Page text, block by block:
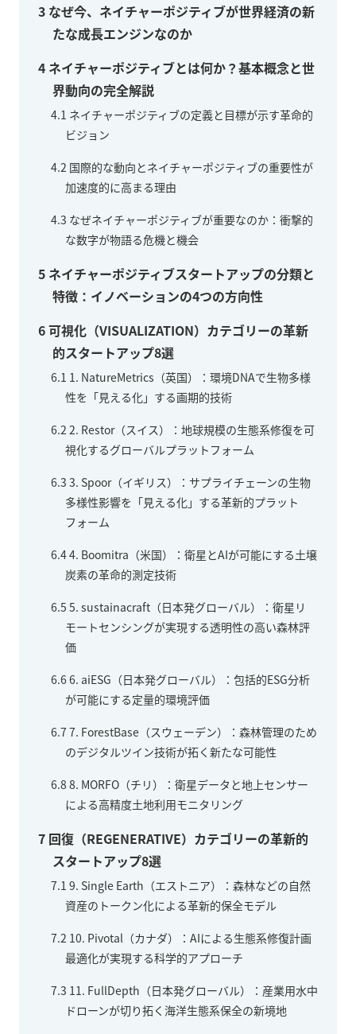
3 なぜ今、ネイチャーポジティブが世界経済の新
たな成長エンジンなのか
4 ネイチャーポジティブとは何か？基本概念と世
界動向の完全解説
4.1 ネイチャーポジティブの定義と目標が示す革命的
ビジョン
4.2 国際的な動向とネイチャーポジティブの重要性が
加速度的に高まる理由
4.3 なぜネイチャーポジティブが重要なのか：衝撃的
な数字が物語る危機と機会
5 ネイチャーポジティブスタートアップの分類と
特徴：イノベーションの4つの方向性
6可視化（VISUALIZATION）カテゴリーの革新
的スタートアップ8選
6.1 1. NatureMetrics（英国）：環境DNAで生物多様
性を「見える化」する画期的技術
6.2 2. Restor（スイス）：地球規模の生態系修復を可
視化するグローバルプラットフォーム
6.3 3. Spoor（イギリス）：サプライチェーンの生物
多様性影響を「見える化」する革新的プラット
フォーム
6.44. Boomitra（米国）：衛星とAIが可能にする土壌
炭素の革命的測定技術
6.5 5. sustainacraft（日本発グローバル）：衛星リ
モートセンシングが実現する透明性の高い森林評
価
6.66. aiESG（日本発グローバル）：包括的ESG分析
が可能にする定量的環境評価
6.7 7. ForestBase（スウェーデン）：森林管理のため
のデジタルツイン技術が拓く新たな可能性
6.8 8. MORFO（チリ）：衛星データと地上センサー
による高精度土地利用モニタリング
7 回復（REGENERATIVE）カテゴリーの革新的
スタートアップ8選
7.1 9. Single Earth（エストニア）：森林などの自然
資産のトークン化による革新的保全モデル
7.2 10. Pivotal（カナダ）：AIによる生態系修復計画
最適化が実現する科学的アプローチ
7.3 11. FullDepth（日本発グローバル）：産業用水中
ドローンが切り拓く海洋生態系保全の新境地